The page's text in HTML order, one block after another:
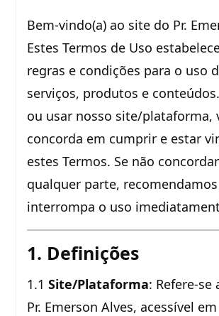
Bem-vindo(a) ao site do Pr.
Estes Termos de Uso
regras e condições para o uso
serviços, produtos e
ou usar nosso site/plataforma,
concorda em cumprir e estar
estes Termos. Se não
qualquer parte,
interrompa o uso
1. Definições
1.1 Site/Plataforma: Refere-se
Pr. Emerson Alves, acessível em